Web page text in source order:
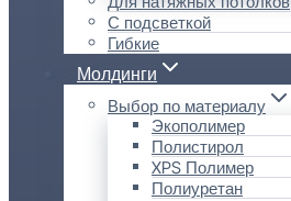
С подсветкой
Гибкие
Молдинги
Выбор по материалу
Экополимер
Полистирол
XPS Полимер
Полиуретан